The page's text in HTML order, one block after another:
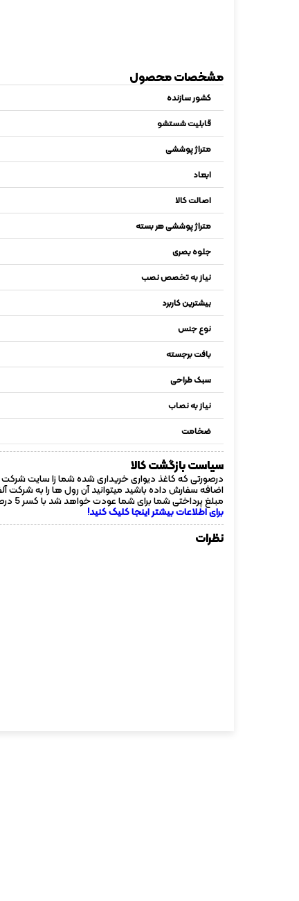
مشخصات محصول
کشور سازنده
قابلیت شستشو
متراژ پوششی
ابعاد
اصالت کالا
متراژ پوششی هر بسته
جلوه بصری
نیاز به تخصص نصب
بیشترین کاربرد
نوع جنس
بافت برجسته
سبک طراحی
نیاز به نصاب
ضخامت
سیاست بازگشت کالا
درصورتی که کاغذ دیواری خریداری شده شما زا سایت
اضافه سفارش داده باشید میتوانید آن رول ها را به شرکت
مبلغ پرداختی شما برای شما عودت خواهد شد با کسر 5 درصد از مبلغ هر رول !
برای اطلاعات بیشتر اینجا کلیک کنید!
نظرات